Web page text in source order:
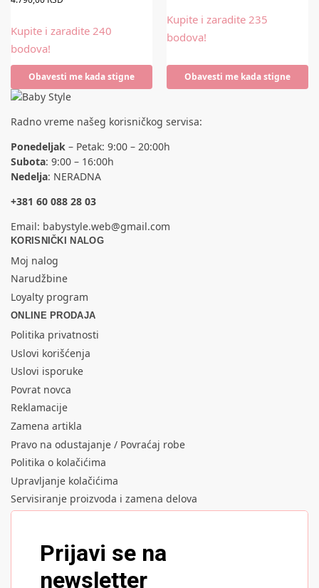
Kupite i zaradite 240
bodova!
Obavesti me kada stigne
Kupite i zaradite 235
bodova!
Obavesti me kada stigne
Radno vreme našeg korisničkog servisa:
Ponedeljak – Petak: 9:00 – 20:00h
Subota: 9:00 – 16:00h
Nedelja: NERADNA
+381 60 088 28 03
Email: babystyle.web@gmail.com
KORISNIČKI NALOG
Moj nalog
Narudžbine
Loyalty program
ONLINE PRODAJA
Politika privatnosti
Uslovi korišćenja
Uslovi isporuke
Povrat novca
Reklamacije
Zamena artikla
Pravo na odustajanje / Povraćaj robe
Politika o kolačićima
Upravljanje kolačićima
Servisiranje proizvoda i zamena delova